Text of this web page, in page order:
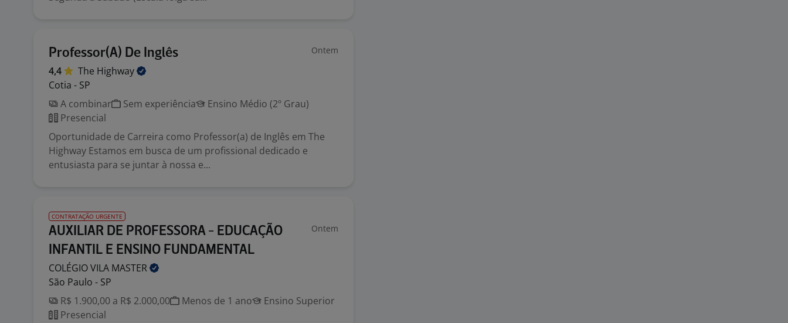
Professor(A) De Inglês Ontem
4,4 The Highway
Cotia - SP
A combinar
Sem experiência
Ensino Médio (2º Grau)
Presencial
Oportunidade de Carreira como Professor(a) de Inglês em The
Highway Estamos em busca de um profissional dedicado e
entusiasta para se juntar à nossa e...
CONTRATAÇÃO URGENTE
AUXILIAR DE PROFESSORA - EDUCAÇÃO
INFANTIL E ENSINO FUNDAMENTAL
Ontem
COLÉGIO VILA MASTER
São Paulo - SP
R$ 1.900,00 a R$ 2.000,00
Menos de 1 ano
Ensino Superior
Presencial